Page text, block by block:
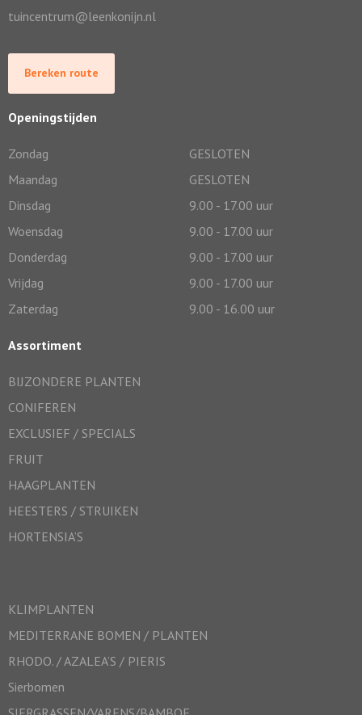
tuincentrum@leenkonijn.nl
Bereken route
Openingstijden
Zondag
GESLOTEN
Maandag
GESLOTEN
Dinsdag
9.00 - 17.00 uur
Woensdag
9.00 - 17.00 uur
Donderdag
9.00 - 17.00 uur
Vrijdag
9.00 - 17.00 uur
Zaterdag
9.00 - 16.00 uur
Assortiment
BIJZONDERE PLANTEN
CONIFEREN
EXCLUSIEF / SPECIALS
FRUIT
HAAGPLANTEN
HEESTERS / STRUIKEN
HORTENSIA’S
KLIMPLANTEN
MEDITERRANE BOMEN / PLANTEN
RHODO. / AZALEA’S / PIERIS
Sierbomen